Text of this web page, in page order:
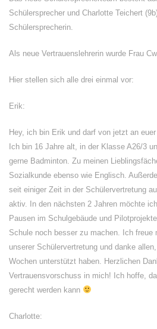
Schülersprecher und Charlotte Teichert
Schülersprecherin.
Als neue Vertrauenslehrerin wurde Frau
Hier stellen sich alle drei einmal vor:
Erik:
Hey, ich bin Erik und darf von jetzt an
Ich bin 16 Jahre alt, in der Klasse A26/3
gerne Badminton. Zu meinen
Sozialkunde ebenso wie Englisch.
seit einiger Zeit in der Schülervertretung
aktiv. In den nächsten 2 Jahren möchte
Pausen im Schulgebäude und
Schule noch besser zu machen. Ich freue
unserer Schülervertretung und danke
Wochen unterstützt haben. Herzlichen
Vertrauensvorschuss in mich! Ich hoffe,
gerecht werden kann
Charlotte: